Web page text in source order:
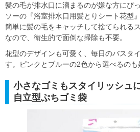
髪の毛が排水口に溜まるのが嫌な方にぴ
ソーの『浴室排水口用髪とりシート花型
簡単に髪の毛をキャッチして捨てられる
なので、衛生的で面倒な掃除も不要。
花型のデザインも可愛く、毎日のバスタ
す。ピンクとブルーの2色から選べるのも
小さなゴミもスタイリッシュ
自立型ぷちゴミ袋